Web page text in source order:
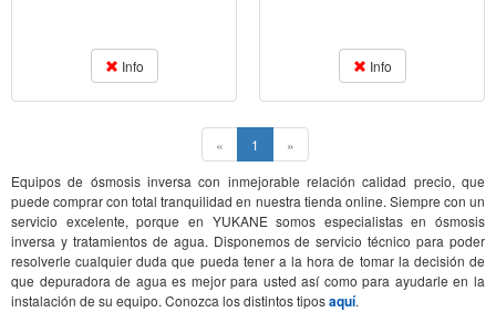
Info Info
« 1 (current)
»
Equipos de ósmosis inversa con inmejorable relación calidad precio, que
puede comprar con total tranquilidad en nuestra tienda online. Siempre con un
servicio excelente, porque en YUKANE somos especialistas en ósmosis
inversa y tratamientos de agua. Disponemos de servicio técnico para poder
resolverle cualquier duda que pueda tener a la hora de tomar la decisión de
que depuradora de agua es mejor para usted así como para ayudarle en la
instalación de su equipo. Conozca los distintos tiposaquí.